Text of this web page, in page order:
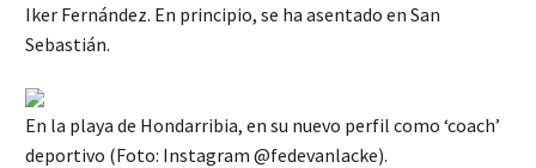
Iker Fernández. En principio, se ha asentado en San
Sebastián.
En la playa de Hondarribia, en su nuevo perfil como ‘coach’
deportivo (Foto: Instagram @fedevanlacke).